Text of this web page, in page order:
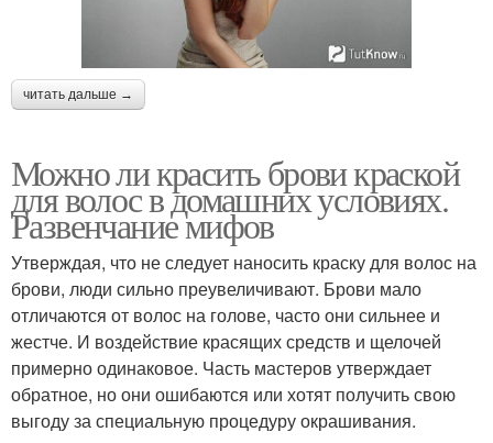
читать дальше →
Можно ли красить брови краской
для волос в домашних условиях.
Развенчание мифов
Утверждая, что не следует наносить краску для волос на
брови, люди сильно преувеличивают. Брови мало
отличаются от волос на голове, часто они сильнее и
жестче. И воздействие красящих средств и щелочей
примерно одинаковое. Часть мастеров утверждает
обратное, но они ошибаются или хотят получить свою
выгоду за специальную процедуру окрашивания.